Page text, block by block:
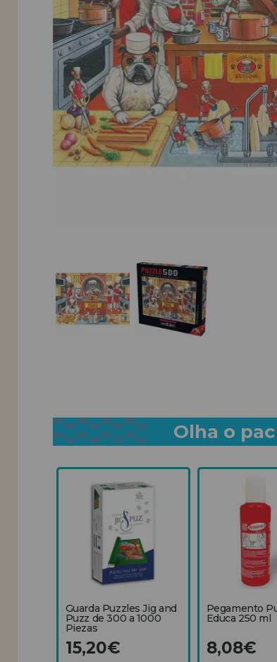
LIQUIDAÇÕES
EM FORMAÇÃO
info@casadopuzzle.pt
Olha o
Guarda Puzzles Jig and
Puzz de 300 a 1000
Piezas
15,20€
Pegamento
Educa 250 ml
8,08€